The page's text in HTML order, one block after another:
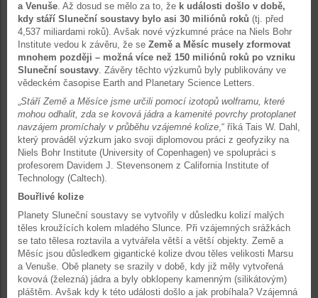
a Venuše. Až dosud se mělo za to, že k události došlo v době,
kdy stáří Sluneční soustavy bylo asi 30 miliónů roků (tj. před
4,537 miliardami roků). Avšak nové výzkumné práce na Niels Bohr
Institute vedou k závěru, že se Země a Měsíc musely zformovat
mnohem později – možná více než 150 miliónů roků po vzniku
Sluneční soustavy. Závěry těchto výzkumů byly publikovány ve
vědeckém časopise Earth and Planetary Science Letters.
„Stáří Země a Měsíce jsme určili pomocí izotopů wolframu, které
mohou odhalit, zda se kovová jádra a kamenité povrchy protoplanet
navzájem promíchaly v průběhu vzájemné kolize,“ říká Tais W. Dahl,
který prováděl výzkum jako svoji diplomovou práci z geofyziky na
Niels Bohr Institute (University of Copenhagen) ve spolupráci s
profesorem Davidem J. Stevensonem z California Institute of
Technology (Caltech).
Bouřlivé kolize
Planety Sluneční soustavy se vytvořily v důsledku kolizí malých
těles kroužících kolem mladého Slunce. Při vzájemných srážkách
se tato tělesa roztavila a vytvářela větší a větší objekty. Země a
Měsíc jsou důsledkem gigantické kolize dvou těles velikosti Marsu
a Venuše. Obě planety se srazily v době, kdy již měly vytvořená
kovová (železná) jádra a byly obklopeny kamenným (silikátovým)
pláštěm. Avšak kdy k této události došlo a jak probíhala? Vzájemná